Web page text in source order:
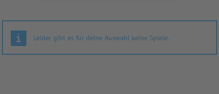
Leider gibt es für deine Auswahl keine Spiele.